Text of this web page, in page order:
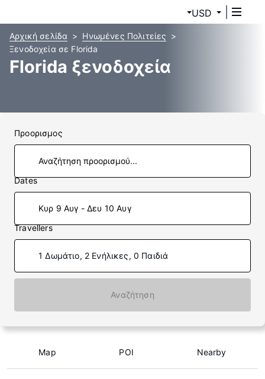
USD
Αρχική σελίδα
Ηνωμένες Πολιτείες
Ξενοδοχεία σε Florida
Florida ξενοδοχεία
Προορισμος
Dates
Κυρ 9 Αυγ - Δευ 10 Αυγ
Travellers
1 Δωμάτιο, 2 Ενήλικες, 0 Παιδιά
Αναζήτηση
Map POI Nearby